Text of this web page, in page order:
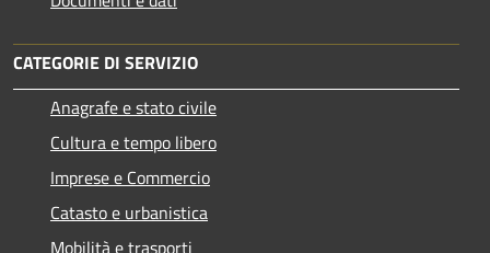
CATEGORIE DI SERVIZIO
Anagrafe e stato civile
Cultura e tempo libero
Imprese e Commercio
Catasto e urbanistica
Mobilità e trasporti